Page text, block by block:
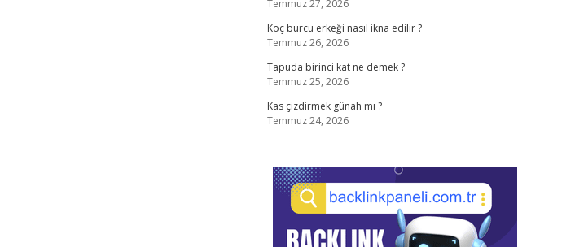
Temmuz 27, 2026
Koç burcu erkeği nasıl ikna edilir ?
Temmuz 26, 2026
Tapuda birinci kat ne demek ?
Temmuz 25, 2026
Kas çizdirmek günah mı ?
Temmuz 24, 2026